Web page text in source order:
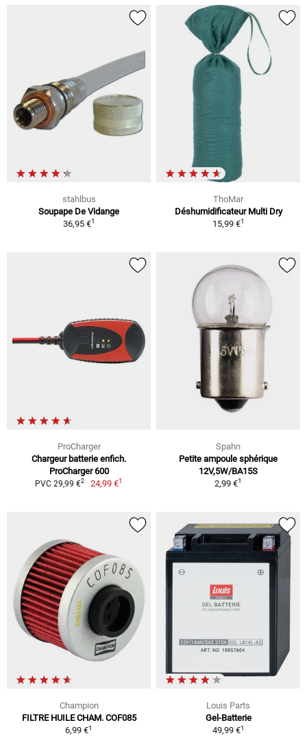
stahlbus
Soupape De Vidange
36,95 €1
ThoMar
Déshumidificateur Multi Dry
15,99 €1
ProCharger
Chargeur batterie enfich.
ProCharger 600
PVC 29,99 €2 24,99 €1
Spahn
Petite ampoule sphérique
12V,5W/BA15S
2,99 €1
Champion
FILTRE HUILE CHAM. COF085
6,99 €1
Louis Parts
Gel-Batterie
49,99 €1